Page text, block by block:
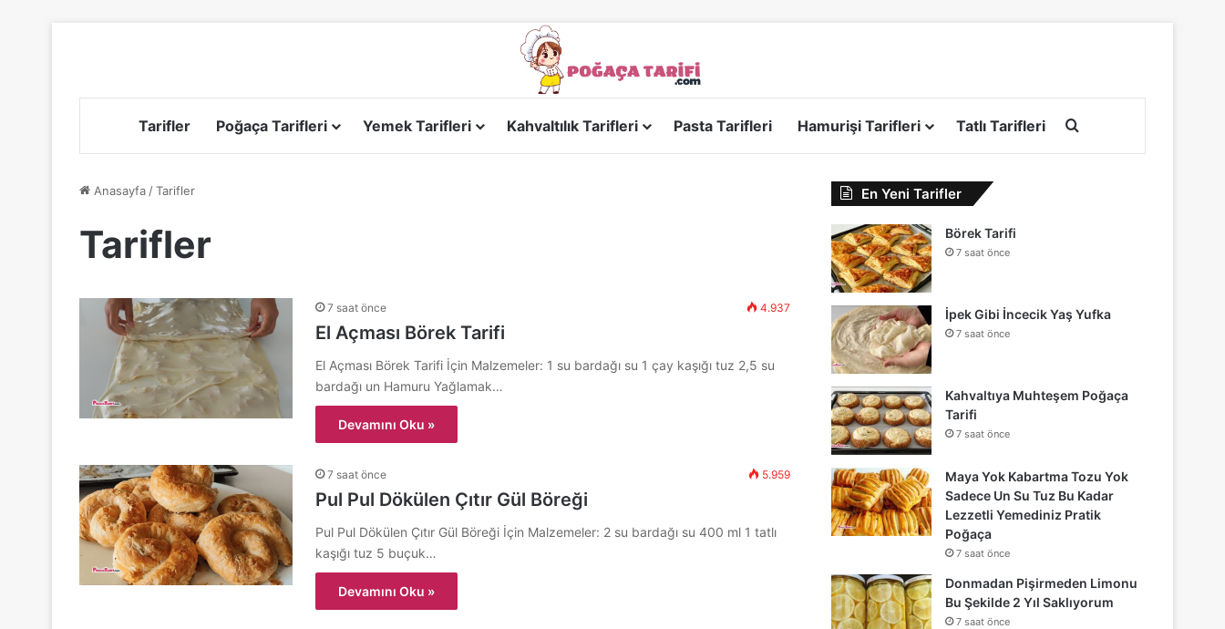
Tarifler Poğaça Tarifleri Yemek Tarifleri Kahvaltılık Tarifleri Pasta Tarifleri Hamurişi Tarifleri Tatlı Tarifleri
Anasayfa /Tarifler
Tarifler
7 saat önce 4.937
El Açması Börek Tarifi
El Açması Börek Tarifi İçin Malzemeler: 1 su bardağı su 1 çay kaşığı tuz 2,5 su
bardağı un Hamuru Yağlamak…
Devamını Oku »
7 saat önce 5.959
Pul Pul Dökülen Çıtır Gül Böreği
Pul Pul Dökülen Çıtır Gül Böreği İçin Malzemeler: 2 su bardağı su 400 ml 1 tatlı
kaşığı tuz 5 buçuk…
Devamını Oku »
En Yeni Tarifler
Börek Tarifi
7 saat önce
İpek Gibi İncecik Yaş Yufka
7 saat önce
Kahvaltıya Muhteşem Poğaça
Tarifi
7 saat önce
Maya Yok Kabartma Tozu Yok
Sadece Un Su Tuz Bu Kadar
Lezzetli Yemediniz Pratik
Poğaça
7 saat önce
Donmadan Pişirmeden Limonu
Bu Şekilde 2 Yıl Saklıyorum
7 saat önce